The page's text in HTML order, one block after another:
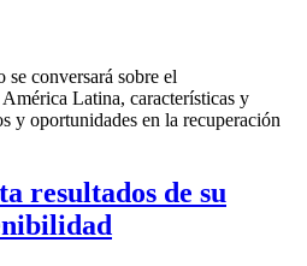
conversará sobre el
Latina, características y
y oportunidades en la recuperación
resultados de su